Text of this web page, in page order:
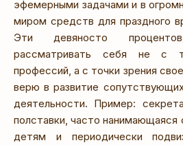
эфемерными задачами и в
миром средств для праздного
Эти девяносто
рассматривать себя не с
профессий, а с точки зрения
верю в развитие
деятельности. Пример:
полставки, часто нанимающаяся
детям и периодически